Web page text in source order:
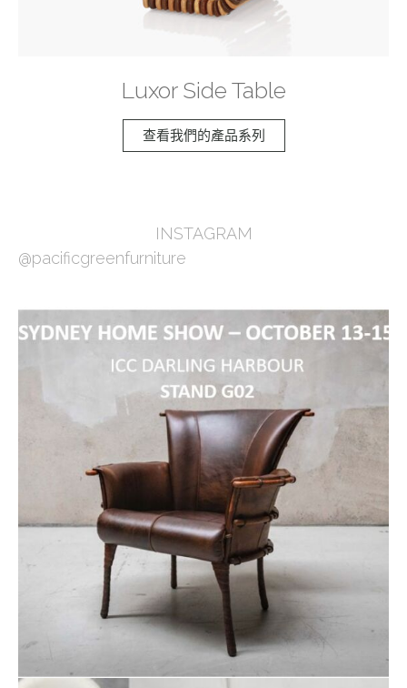
Luxor Side Table
查看我們的產品系列
INSTAGRAM
@pacificgreenfurniture